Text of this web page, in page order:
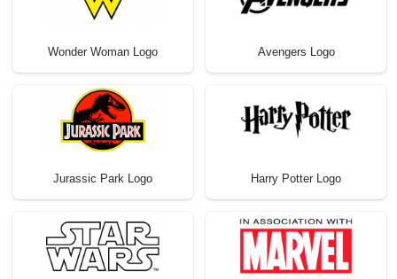
Wonder Woman Logo Avengers Logo
Jurassic Park Logo Harry Potter Logo